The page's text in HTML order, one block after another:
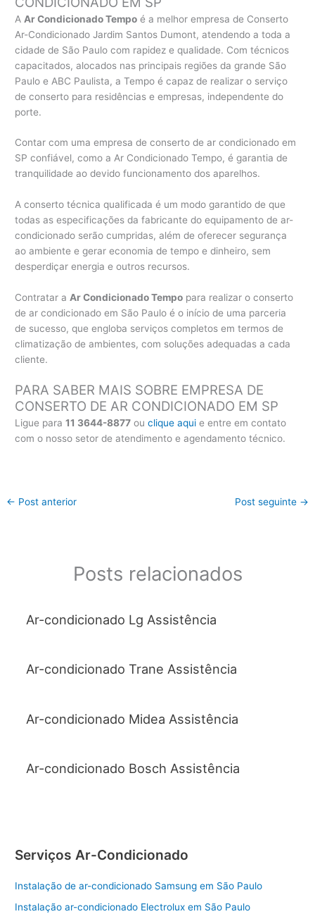
A Ar Condicionado Tempo é a melhor empresa de Conserto
Ar-Condicionado Jardim Santos Dumont, atendendo a toda a
cidade de São Paulo com rapidez e qualidade. Com técnicos
capacitados, alocados nas principais regiões da grande São
Paulo e ABC Paulista, a Tempo é capaz de realizar o serviço
de conserto para residências e empresas, independente do
porte.
Contar com uma empresa de conserto de ar condicionado em
SP confiável, como a Ar Condicionado Tempo, é garantia de
tranquilidade ao devido funcionamento dos aparelhos.
A conserto técnica qualificada é um modo garantido de que
todas as especificações da fabricante do equipamento de ar-
condicionado serão cumpridas, além de oferecer segurança
ao ambiente e gerar economia de tempo e dinheiro, sem
desperdiçar energia e outros recursos.
Contratar a Ar Condicionado Tempo para realizar o conserto
de ar condicionado em São Paulo é o início de uma parceria
de sucesso, que engloba serviços completos em termos de
climatização de ambientes, com soluções adequadas a cada
cliente.
PARA SABER MAIS SOBRE EMPRESA DE
CONSERTO DE AR CONDICIONADO EM SP
Ligue para11 3644-8877 ouclique aqui e entre em contato
com o nosso setor de atendimento e agendamento técnico.
← Post anterior Post seguinte →
Posts relacionados
Ar-condicionado Lg Assistência
Ar-condicionado Trane Assistência
Ar-condicionado Midea Assistência
Ar-condicionado Bosch Assistência
Serviços Ar-Condicionado
Instalação de ar-condicionado Samsung em São Paulo
Instalação ar-condicionado Electrolux em São Paulo